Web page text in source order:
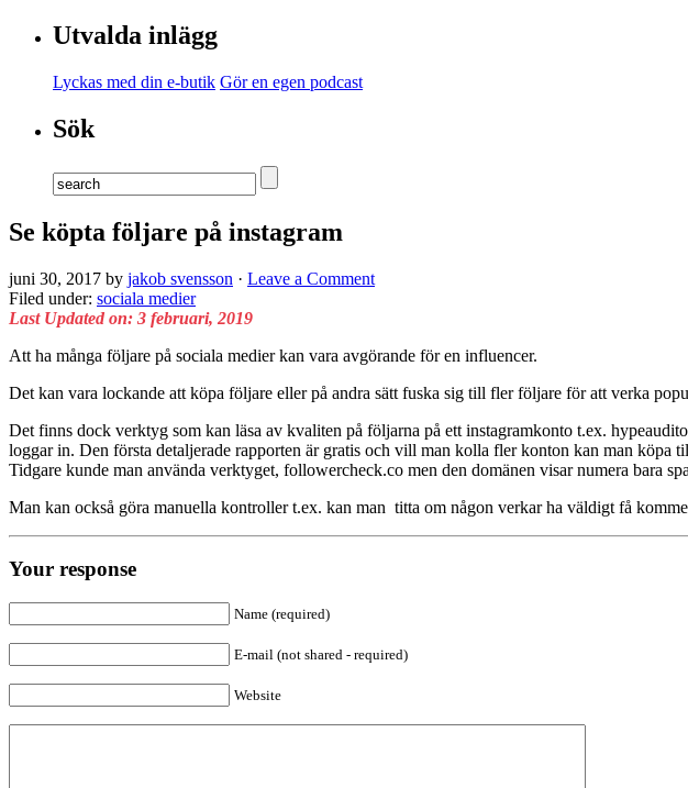
Utvalda inlägg
Lyckas med din e-butik Gör en egen podcast
Sök
Se köpta följare på instagram
juni 30, 2017 by jakob svensson · Leave a Comment
Filed under: sociala medier
Last Updated on: 3 februari, 2019
Att ha många följare på sociala medier kan vara avgörande för en influencer.
Det kan vara lockande att köpa följare eller på andra sätt fuska sig till fler följare för att verka
Det finns dock verktyg som kan läsa av kvaliten på följarna på ett instagramkonto t.ex.
loggar in. Den första detaljerade rapporten är gratis och vill man kolla fler konton kan man köpa
Tidgare kunde man använda verktyget, followercheck.co men den domänen visar numera bara
Man kan också göra manuella kontroller t.ex. kan man titta om någon verkar ha väldigt få
Your response
Name (required)
E-mail (not shared - required)
Website